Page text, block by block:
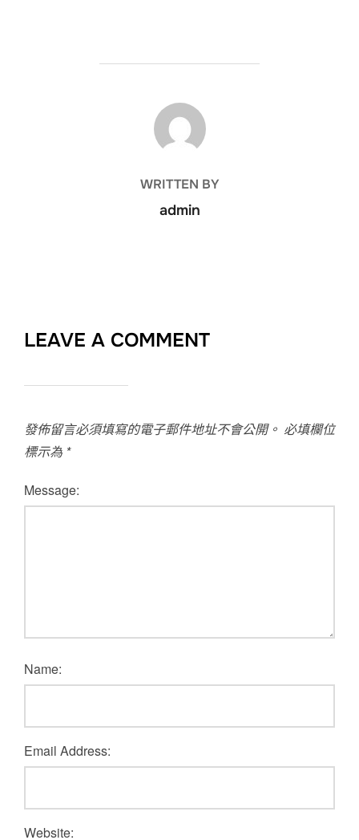
POST AUTHOR
WRITTEN BY
admin
LEAVE A COMMENT
發佈留言必須填寫的電子郵件地址不會公開。 必填欄位
標示為 *
Message:
Name:
Email Address:
Website: